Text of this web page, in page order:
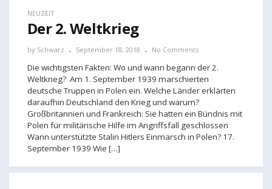
NEUZEIT
Der 2. Weltkrieg
by Schwarz September 18, 2018 No Comments
Die wichtigsten Fakten: Wo und wann begann der 2.
Weltkrieg? Am 1. September 1939 marschierten
deutsche Truppen in Polen ein. Welche Länder erklärten
daraufhin Deutschland den Krieg und warum?
Großbritannien und Frankreich: Sie hatten ein Bündnis mit
Polen für militärische Hilfe im Angriffsfall geschlossen
Wann unterstützte Stalin Hitlers Einmarsch in Polen? 17.
September 1939 Wie […]